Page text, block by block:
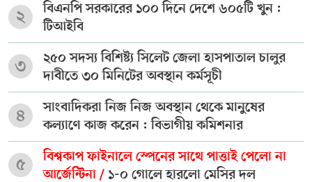
২
বিএনপি সরকারের ১০০ দিনে দেশে ৬০৫টি খুন :
টিআইবি
৩
২৫০ সদস্য বিশিষ্ট্য সিলেট জেলা হাসপাতাল চালুর
দাবীতে ৩০ মিনিটের অবস্থান কর্মসূচী
৪
সাংবাদিকরা নিজ নিজ অবস্থান থেকে মানুষের
কল্যাণে কাজ করেন : বিভাগীয় কমিশনার
৫
বিশ্বকাপ ফাইনালে স্পেনের সাথে পাত্তাই পেলো না
আর্জেন্টিনা / ১-০ গোলে হারলো মেসির দল